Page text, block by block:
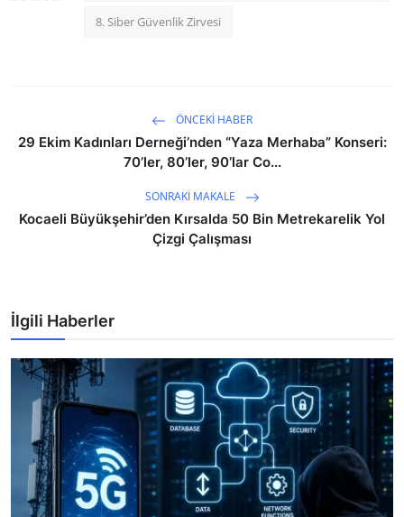
8. Siber Güvenlik Zirvesi
ÖNCEKI HABER
29 Ekim Kadınları Derneği’nden “Yaza Merhaba” Konseri:
70’ler, 80’ler, 90’lar Co...
SONRAKI MAKALE
Kocaeli Büyükşehir’den Kırsalda 50 Bin Metrekarelik Yol
Çizgi Çalışması
İlgili Haberler